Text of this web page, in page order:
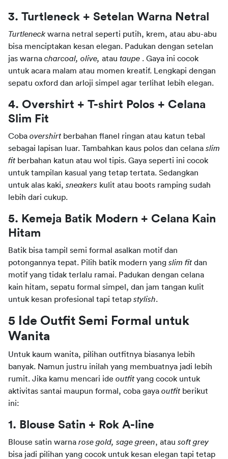
3. Turtleneck + Setelan Warna Netral
Turtleneck warna netral seperti putih, krem, atau abu-abu
bisa menciptakan kesan elegan. Padukan dengan setelan
jas warna charcoal, olive, atau taupe . Gaya ini cocok
untuk acara malam atau momen kreatif. Lengkapi dengan
sepatu oxford dan arloji simpel agar terlihat lebih elegan.
4. Overshirt + T-shirt Polos + Celana
Slim Fit
Coba overshirt berbahan flanel ringan atau katun tebal
sebagai lapisan luar. Tambahkan kaus polos dan celana slim
fit berbahan katun atau wol tipis. Gaya seperti ini cocok
untuk tampilan kasual yang tetap tertata. Sedangkan
untuk alas kaki, sneakers kulit atau boots ramping sudah
lebih dari cukup.
5. Kemeja Batik Modern + Celana Kain
Hitam
Batik bisa tampil semi formal asalkan motif dan
potongannya tepat. Pilih batik modern yang slim fit dan
motif yang tidak terlalu ramai. Padukan dengan celana
kain hitam, sepatu formal simpel, dan jam tangan kulit
untuk kesan profesional tapi tetap stylish.
5 Ide Outfit Semi Formal untuk
Wanita
Untuk kaum wanita, pilihan outfitnya biasanya lebih
banyak. Namun justru inilah yang membuatnya jadi lebih
rumit. Jika kamu mencari ide outfit yang cocok untuk
aktivitas santai maupun formal, coba gaya outfit berikut
ini:
1. Blouse Satin + Rok A-line
Blouse satin warna rose gold, sage green, atau
bisa jadi pilihan yang cocok untuk kesan elegan tapi tetap